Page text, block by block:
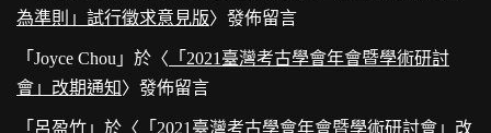
為準則」試行徵求意見版〉發佈留言
「 Joyce Chou 」於〈 「2021臺灣考古學會年會暨學術研討
會」改期通知〉發佈留言
「 呂盈竹 」於〈 「2021臺灣考古學會年會暨學術研討會」改